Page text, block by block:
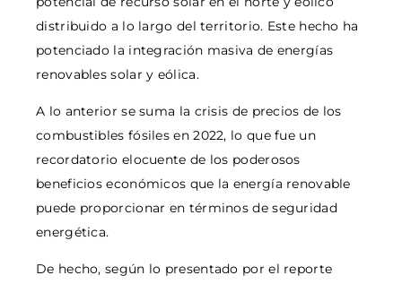
distribuido a lo largo del territorio. Este hecho ha
potenciado la integración masiva de energías
renovables solar y eólica.
A lo anterior se suma la crisis de precios de los
combustibles fósiles en 2022, lo que fue un
recordatorio elocuente de los poderosos
beneficios económicos que la energía renovable
puede proporcionar en términos de seguridad
energética.
De hecho, según lo presentado por el reporte